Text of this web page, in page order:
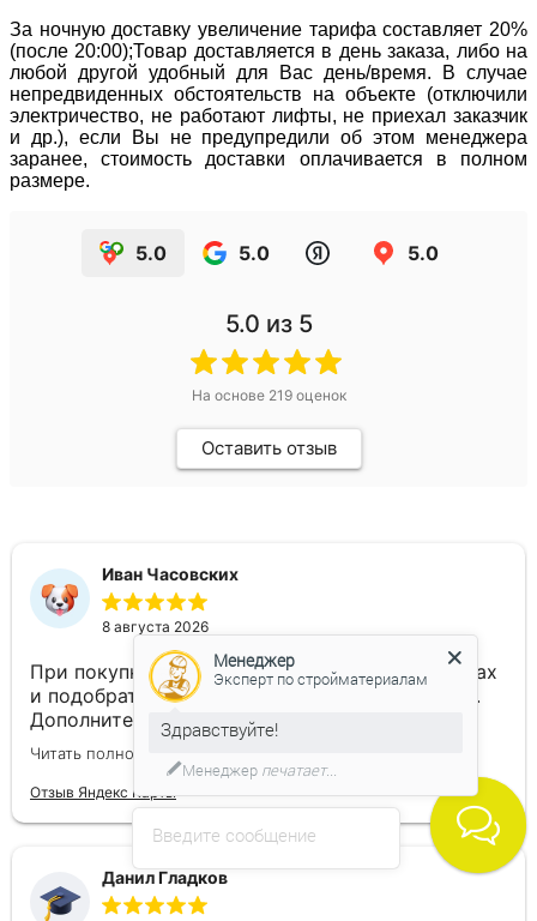
За ночную доставку увеличение тарифа составляет 20%
(после 20:00);Товар доставляется в день заказа, либо на
любой другой удобный для Вас день/время. В случае
непредвиденных обстоятельств на объекте (отключили
электричество, не работают лифты, не приехал заказчик
и др.), если Вы не предупредили об этом менеджера
заранее, стоимость доставки оплачивается в полном
размере.
5.0 5.0 5.0
5.0 из 5
На основе 219оценок
Оставить отзыв
Иван Часовских
8 августа 2026
При покупке помогли разобраться в материалах
и подобрать нужный вариант под нашу задачу.
Дополнительные позиции не навязывали,
объясняли по существу. В итоге остались
довольны и товаром, и обслуживанием.
Читать полностью
Отзыв Яндекс Карты
Данил Гладков
Введите сообщение
Менеджер
Эксперт по стройматериалам
Здравствуйте!
Менеджер печатает...